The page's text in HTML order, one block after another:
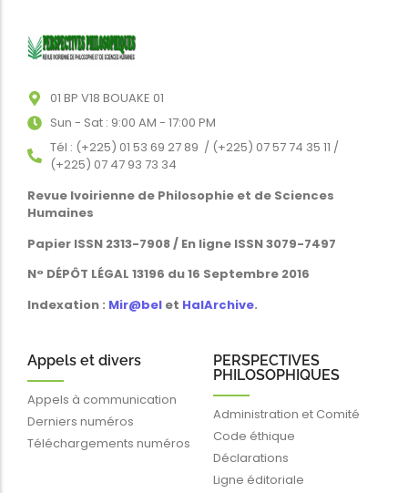
01 BP V18 BOUAKE 01
Sun - Sat : 9:00 AM - 17:00 PM
Tél : (+225) 01 53 69 27 89 / (+225) 07 57 74 35 11 /
(+225) 07 47 93 73 34
Revue Ivoirienne de Philosophie et de Sciences
Humaines
Papier ISSN 2313-7908 / En ligne ISSN 3079-7497
N° DÉPÔT LÉGAL 13196 du 16 Septembre 2016
Indexation : Mir@bel et HalArchive.
Appels et divers
Appels à communication
Derniers numéros
Téléchargements numéros
PERSPECTIVES
PHILOSOPHIQUES
Administration et Comité
Code éthique
Déclarations
Ligne éditoriale